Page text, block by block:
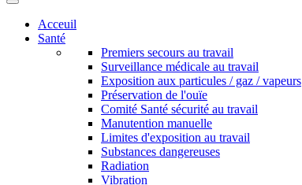
Acceuil
Santé
Premiers secours au travail
Surveillance médicale au travail
Exposition aux particules / gaz / vapeurs
Préservation de l'ouïe
Comité Santé sécurité au travail
Manutention manuelle
Limites d'exposition au travail
Substances dangereuses
Radiation
Vibration